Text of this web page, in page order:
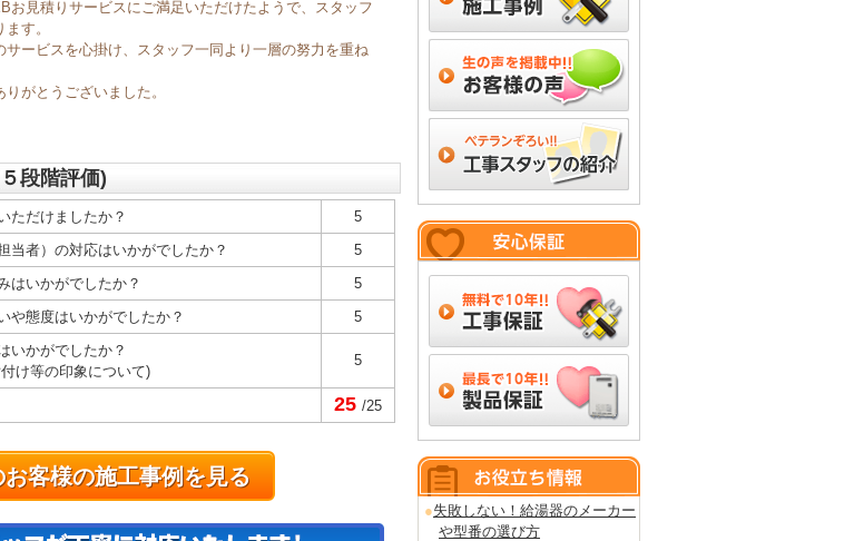
失敗しない！給湯器のメーカー
や型番の選び方
お見積りサービスにご満足いただけたようで、スタッフ
す。
サービスを心掛け、スタッフ一同より一層の努力を重ね
がとうございました。
段階評価)
ただけましたか？
5
者）の対応はいかがでしたか？
5
はいかがでしたか？
5
態度はいかがでしたか？
5
いかがでしたか？
け等の印象について)
5
25 /25
お客様の施工事例を見る